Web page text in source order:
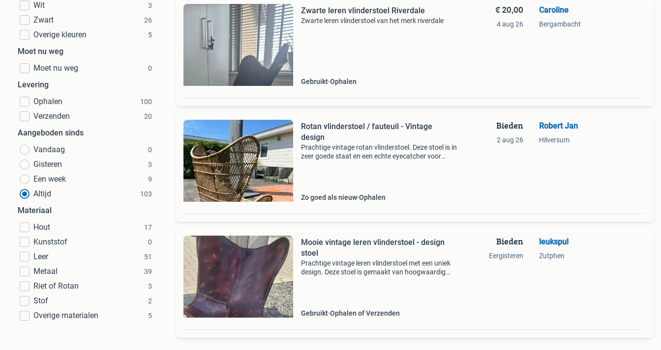
Wit 3
Zwart 26
Overige kleuren 5
Moet nu weg
Moet nu weg
0
Levering
Ophalen
100
Verzenden 20
Aangeboden sinds
Vandaag
0
Gisteren 3
Een week 9
Altijd 103
Materiaal
Hout
17
Kunststof 0
Leer 51
Metaal 39
Riet of Rotan 3
Stof 2
Overige materialen 5
Zwarte leren vlinderstoel Riverdale
Zwarte leren vlinderstoel van het merk riverdale
Gebruikt Ophalen
€ 20,00
4 aug 26
Caroline
Bergambacht
Rotan vlinderstoel / fauteuil - Vintage
design
Prachtige vintage rotan vlinderstoel. Deze stoel is in
zeer goede staat en een echte eyecatcher voor
Zo goed als nieuw Ophalen
Bieden
2 aug 26
Robert Jan
Hilversum
Mooie vintage leren vlinderstoel - design
stoel
Prachtige vintage leren vlinderstoel met een uniek
design. Deze stoel is gemaakt van hoogwaardig
Gebruikt Ophalen of Verzenden
Bieden
Eergisteren
leukspul
Zutphen